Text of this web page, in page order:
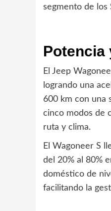
segmento de los
Potencia
El Jeep
logrando una
600 km con una
cinco modos de
ruta y clima.
El Wagoneer S
del 20% al 80%
doméstico de
facilitando la